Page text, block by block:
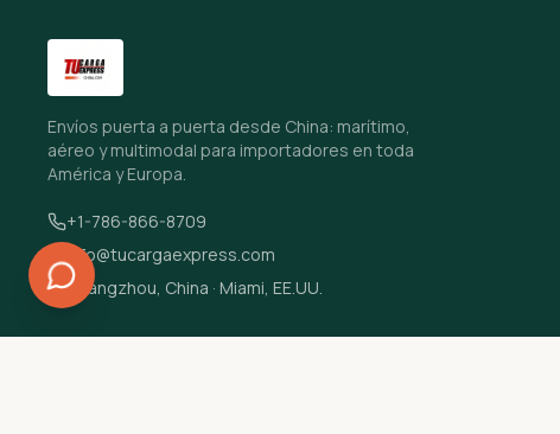
Envíos puerta a puerta desde China: marítimo,
aéreo y multimodal para importadores en toda
América y Europa.
+1-786-866-8709
info@tucargaexpress.com
Guangzhou, China · Miami, EE.UU.